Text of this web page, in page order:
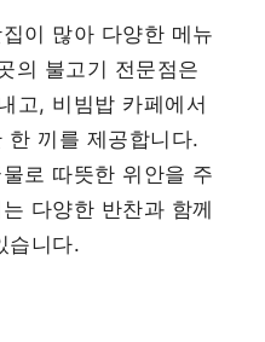
이 많아 다양한 메뉴
의 불고기 전문점은
고, 비빔밥 카페에서
한 끼를 제공합니다.
로 따뜻한 위안을 주
다양한 반찬과 함께
습니다.